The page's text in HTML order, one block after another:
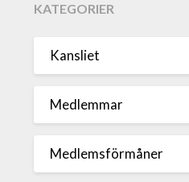
KATEGORIER
Kansliet
Medlemmar
Medlemsförmåner